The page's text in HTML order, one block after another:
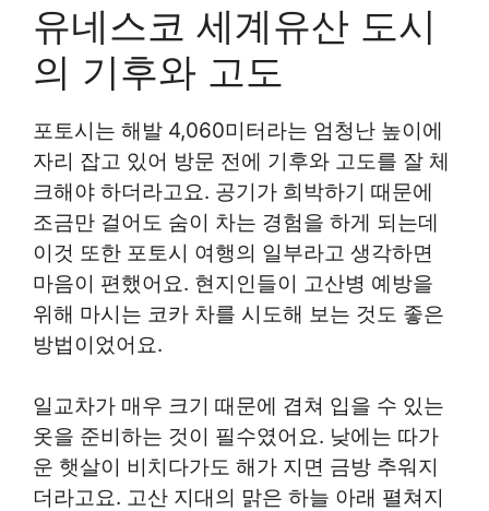
유네스코 세계유산 도시
의 기후와 고도
포토시는 해발 4,060미터라는 엄청난 높이에
자리 잡고 있어 방문 전에 기후와 고도를 잘 체
크해야 하더라고요. 공기가 희박하기 때문에
조금만 걸어도 숨이 차는 경험을 하게 되는데
이것 또한 포토시 여행의 일부라고 생각하면
마음이 편했어요. 현지인들이 고산병 예방을
위해 마시는 코카 차를 시도해 보는 것도 좋은
방법이었어요.
일교차가 매우 크기 때문에 겹쳐 입을 수 있는
옷을 준비하는 것이 필수였어요. 낮에는 따가
운 햇살이 비치다가도 해가 지면 금방 추워지
더라고요. 고산 지대의 맑은 하늘 아래 펼쳐지